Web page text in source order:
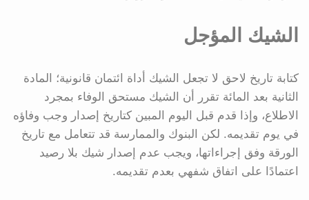
الشيك المؤجل
كتابة تاريخ لاحق لا تجعل الشيك أداة ائتمان قانونية؛ المادة
الثانية بعد المائة تقرر أن الشيك مستحق الوفاء بمجرد
الاطلاع، وإذا قدم قبل اليوم المبين كتاريخ إصدار وجب وفاؤه
في يوم تقديمه. لكن البنوك والممارسة قد تتعامل مع تاريخ
الورقة وفق إجراءاتها، ويجب عدم إصدار شيك بلا رصيد
اعتمادًا على اتفاق شفهي بعدم تقديمه.